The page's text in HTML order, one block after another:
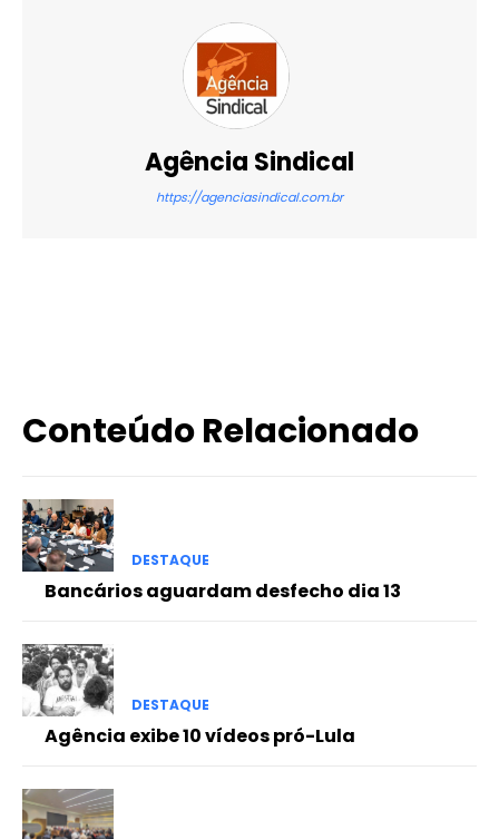
Agência Sindical
https://agenciasindical.com.br
Conteúdo Relacionado
DESTAQUE
Bancários aguardam desfecho dia 13
DESTAQUE
Agência exibe 10 vídeos pró-Lula